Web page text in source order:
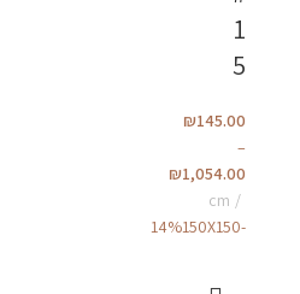
1
5
₪145.00
–
₪1,054.00
cm
-14%
150X150